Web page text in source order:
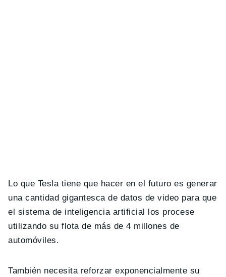
Lo que Tesla tiene que hacer en el futuro es generar
una cantidad gigantesca de datos de video para que
el sistema de inteligencia artificial los procese
utilizando su flota de más de 4 millones de
automóviles.
También necesita reforzar exponencialmente su